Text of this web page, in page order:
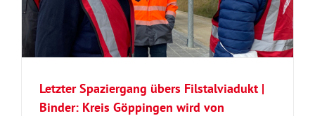
Letzter Spaziergang übers Filstalviadukt |
Binder: Kreis Göppingen wird von